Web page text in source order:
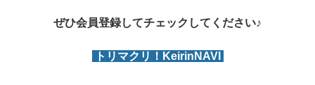
ぜひ会員登録してチェックしてください♪
トリマクリ！KeirinNAVI